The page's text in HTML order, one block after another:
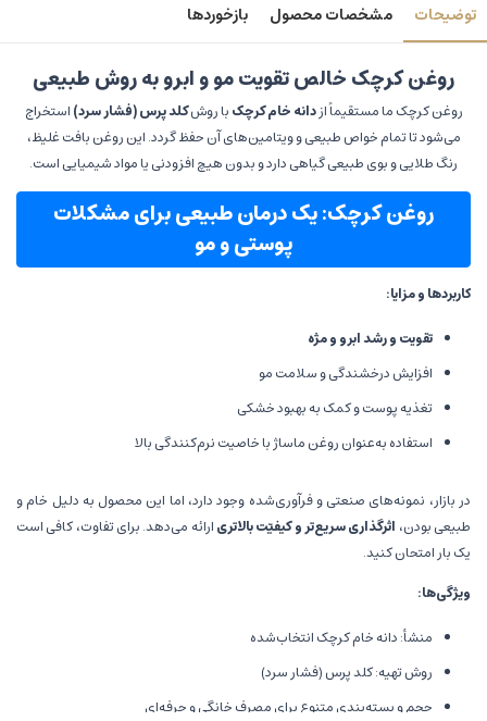
توضیحات مشخصات محصول بازخوردها
روغن کرچک خالص تقویت مو و ابرو به روش طبیعی
روغن کرچک ما مستقیماً ازدانه خام کرچکبا روشکلد پرس (فشار سرد)استخراج
می‌شود تا تمام خواص طبیعی و ویتامین‌های آن حفظ گردد. این روغن بافت غلیظ،
رنگ طلایی و بوی طبیعی گیاهی دارد و بدون هیچ افزودنی یا مواد شیمیایی است.
روغن کرچک: یک درمان طبیعی برای مشکلات
پوستی و مو
کاربردها و مزایا:
تقویت و رشد ابرو و مژه
افزایش درخشندگی و سلامت مو
تغذیه پوست و کمک به بهبود خشکی
استفاده به‌عنوان روغن ماساژ با خاصیت نرم‌کنندگی بالا
در بازار، نمونه‌های صنعتی و فرآوری‌شده وجود دارد، اما این محصول به دلیل خام و
طبیعی بودن، اثرگذاری سریع‌تر و کیفیّت بالاتریارائه می‌دهد. برای تفاوت، کافی است
یک بار امتحان کنید.
ویژگی‌ها:
منشأ: دانه خام کرچک انتخاب‌شده
روش تهیه: کلد پرس (فشار سرد)
حجم و بسته‌بندی متنوع برای مصرف خانگی و حرفه‌ای